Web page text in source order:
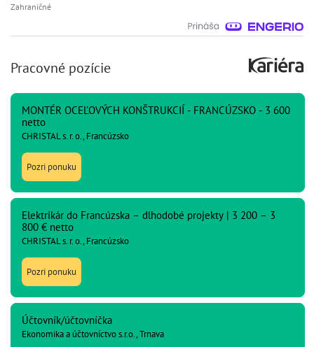
Zahraničné
Pracovné pozície
MONTÉR OCEĽOVÝCH KONŠTRUKCIÍ - FRANCÚZSKO - 3 600
netto
CHRISTAL s. r. o., Francúzsko
Pozri ponuku
Elektrikár do Francúzska – dlhodobé projekty | 3 200 – 3
800 € netto
CHRISTAL s. r. o., Francúzsko
Pozri ponuku
Účtovník/účtovníčka
Ekonomika a účtovníctvo s.r.o., Trnava